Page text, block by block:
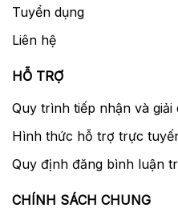
Tuyển dụng
Liên hệ
HỖ TRỢ
Quy trình tiếp nhận và giải
Hình thức hỗ trợ trực
Quy định đăng bình luận
CHÍNH SÁCH CHUNG